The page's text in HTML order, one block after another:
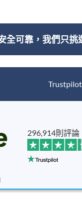
全可靠，我們只挑
Trustpilot
296,914則評論